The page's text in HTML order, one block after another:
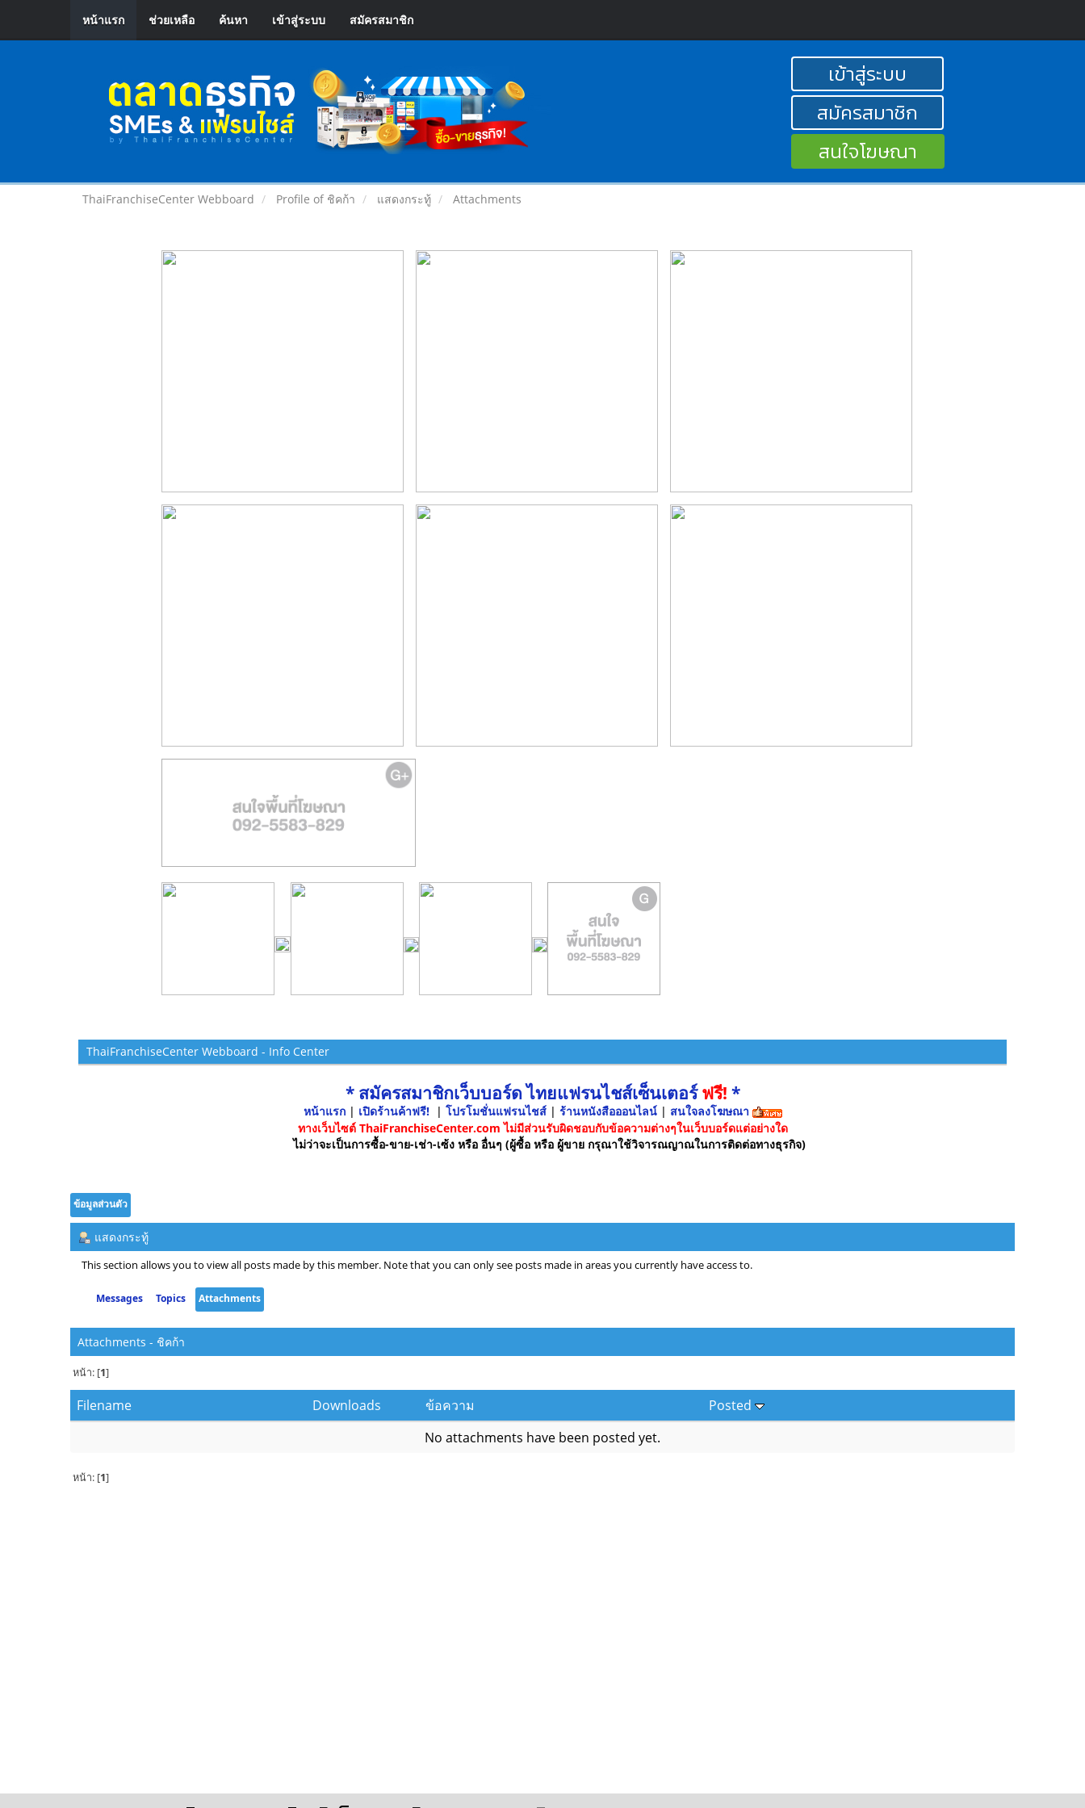
หน้าแรก ช่วยเหลือ ค้นหา เข้าสู่ระบบ สมัครสมาชิก
เข้าสู่ระบบ
สมัครสมาชิก
สนใจโฆษณา
ThaiFranchiseCenter Webboard Profile of ชิคก้า แสดงกระทู้ Attachments
ThaiFranchiseCenter Webboard - Info Center
* สมัครสมาชิกเว็บบอร์ด ไทยแฟรนไชส์เซ็นเตอร์ฟรี! *
หน้าแรก| เปิดร้านค้าฟรี! | โปรโมชั่นแฟรนไชส์ | ร้านหนังสือออนไลน์ | สนใจลงโฆษณา
ทางเว็บไซต์ ThaiFranchiseCenter.com ไม่มีส่วนรับผิดชอบกับข้อความต่างๆในเว็บบอร์ดแต่อย่างใด
ไม่ว่าจะเป็นการซื้อ-ขาย-เช่า-เซ้ง หรือ อื่นๆ (ผู้ซื้อ หรือ ผู้ขาย กรุณาใช้วิจารณญาณในการติดต่อทางธุรกิจ)
ข้อมูลส่วนตัว
แสดงกระทู้
This section allows you to view all posts made by this member. Note that you can only see posts made in areas you currently have access to.
Messages Topics Attachments
Attachments - ชิคก้า
หน้า: [1]
Filename Downloads ข้อความ
Posted
No attachments have been posted yet.
หน้า: [1]